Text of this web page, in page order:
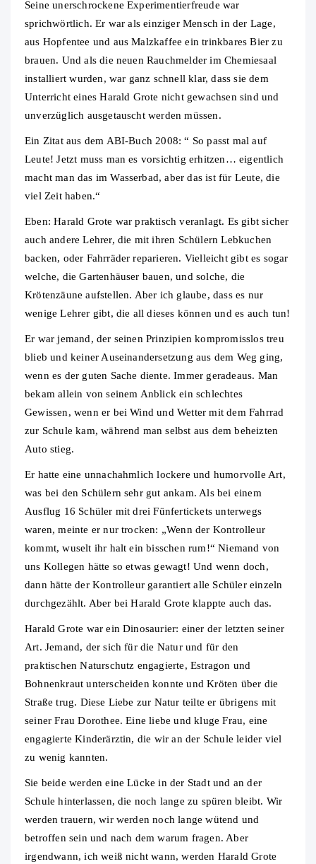
Seine unerschrockene Experimentierfreude war
sprichwörtlich. Er war als einziger Mensch in der Lage,
aus Hopfentee und aus Malzkaffee ein trinkbares Bier zu
brauen. Und als die neuen Rauchmelder im Chemiesaal
installiert wurden, war ganz schnell klar, dass sie dem
Unterricht eines Harald Grote nicht gewachsen sind und
unverzüglich ausgetauscht werden müssen.
Ein Zitat aus dem ABI-Buch 2008: “ So passt mal auf
Leute! Jetzt muss man es vorsichtig erhitzen… eigentlich
macht man das im Wasserbad, aber das ist für Leute, die
viel Zeit haben.“
Eben: Harald Grote war praktisch veranlagt. Es gibt sicher
auch andere Lehrer, die mit ihren Schülern Lebkuchen
backen, oder Fahrräder reparieren. Vielleicht gibt es sogar
welche, die Gartenhäuser bauen, und solche, die
Krötenzäune aufstellen. Aber ich glaube, dass es nur
wenige Lehrer gibt, die all dieses können und es auch tun!
Er war jemand, der seinen Prinzipien kompromisslos treu
blieb und keiner Auseinandersetzung aus dem Weg ging,
wenn es der guten Sache diente. Immer geradeaus. Man
bekam allein von seinem Anblick ein schlechtes
Gewissen, wenn er bei Wind und Wetter mit dem Fahrrad
zur Schule kam, während man selbst aus dem beheizten
Auto stieg.
Er hatte eine unnachahmlich lockere und humorvolle Art,
was bei den Schülern sehr gut ankam. Als bei einem
Ausflug 16 Schüler mit drei Fünfertickets unterwegs
waren, meinte er nur trocken: „Wenn der Kontrolleur
kommt, wuselt ihr halt ein bisschen rum!“ Niemand von
uns Kollegen hätte so etwas gewagt! Und wenn doch,
dann hätte der Kontrolleur garantiert alle Schüler einzeln
durchgezählt. Aber bei Harald Grote klappte auch das.
Harald Grote war ein Dinosaurier: einer der letzten seiner
Art. Jemand, der sich für die Natur und für den
praktischen Naturschutz engagierte, Estragon und
Bohnenkraut unterscheiden konnte und Kröten über die
Straße trug. Diese Liebe zur Natur teilte er übrigens mit
seiner Frau Dorothee. Eine liebe und kluge Frau, eine
engagierte Kinderärztin, die wir an der Schule leider viel
zu wenig kannten.
Sie beide werden eine Lücke in der Stadt und an der
Schule hinterlassen, die noch lange zu spüren bleibt. Wir
werden trauern, wir werden noch lange wütend und
betroffen sein und nach dem warum fragen. Aber
irgendwann, ich weiß nicht wann, werden Harald Grote